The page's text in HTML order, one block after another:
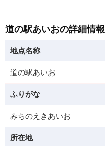
道の駅あいおの詳細情報
地点名称
道の駅あいお
ふりがな
みちのえきあいお
所在地